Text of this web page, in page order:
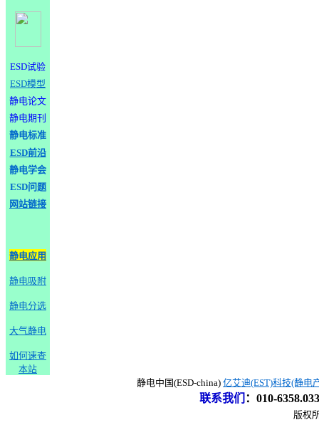
ESD试验
ESD模型
静电论文
静电期刊
静电标准
ESD前沿
静电学会
ESD问题
网站链接
静电应用
静电吸附
静电分选
大气静电
如何速查
本站
静电中国(ESD-china) 亿艾迪(EST)科技(静电
联系我们 ： 010-
版权